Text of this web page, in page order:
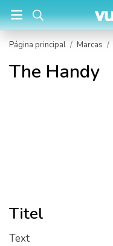
Página principal / Marcas /
The Handy
Titel
Text